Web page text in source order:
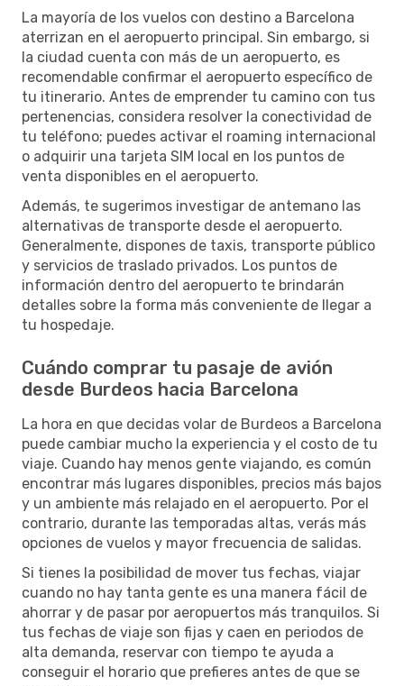
La mayoría de los vuelos con destino a Barcelona
aterrizan en el aeropuerto principal. Sin embargo, si
la ciudad cuenta con más de un aeropuerto, es
recomendable confirmar el aeropuerto específico de
tu itinerario. Antes de emprender tu camino con tus
pertenencias, considera resolver la conectividad de
tu teléfono; puedes activar el roaming internacional
o adquirir una tarjeta SIM local en los puntos de
venta disponibles en el aeropuerto.
Además, te sugerimos investigar de antemano las
alternativas de transporte desde el aeropuerto.
Generalmente, dispones de taxis, transporte público
y servicios de traslado privados. Los puntos de
información dentro del aeropuerto te brindarán
detalles sobre la forma más conveniente de llegar a
tu hospedaje.
Cuándo comprar tu pasaje de avión
desde Burdeos hacia Barcelona
La hora en que decidas volar de Burdeos a Barcelona
puede cambiar mucho la experiencia y el costo de tu
viaje. Cuando hay menos gente viajando, es común
encontrar más lugares disponibles, precios más bajos
y un ambiente más relajado en el aeropuerto. Por el
contrario, durante las temporadas altas, verás más
opciones de vuelos y mayor frecuencia de salidas.
Si tienes la posibilidad de mover tus fechas, viajar
cuando no hay tanta gente es una manera fácil de
ahorrar y de pasar por aeropuertos más tranquilos. Si
tus fechas de viaje son fijas y caen en periodos de
alta demanda, reservar con tiempo te ayuda a
conseguir el horario que prefieres antes de que se